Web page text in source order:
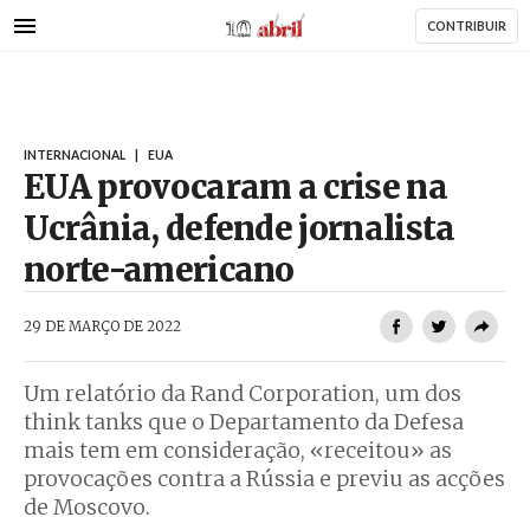
para
AbrilAbril CONTRIBUIR
INTERNACIONAL EUA
EUA provocaram a crise na
Ucrânia, defende jornalista
norte-americano
29 DE MARÇO DE 2022
Um relatório da Rand Corporation, um dos
think tanks que o Departamento da Defesa
mais tem em consideração, «receitou» as
provocações contra a Rússia e previu as acções
de Moscovo.